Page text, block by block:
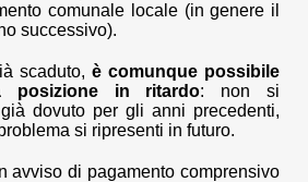
comunale locale (in genere il
successivo).
scaduto, è comunque possibile
posizione in ritardo: non si
dovuto per gli anni precedenti,
si ripresenti in futuro.
avviso di pagamento comprensivo